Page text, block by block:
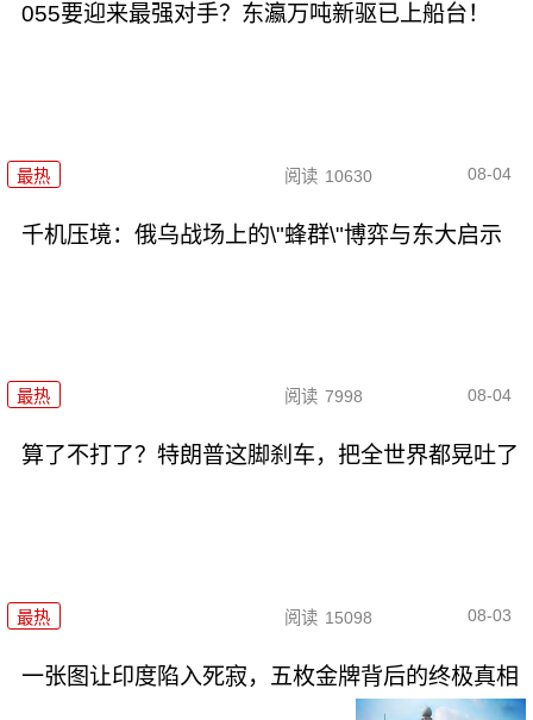
055要迎来最强对手？东瀛万吨新驱已上船台！
最热 阅读 10630 08-04
千机压境：俄乌战场上的\"蜂群\"博弈与东大启示
最热 阅读 7998 08-04
算了不打了？特朗普这脚刹车，把全世界都晃吐了
最热 阅读 15098 08-03
一张图让印度陷入死寂，五枚金牌背后的终极真相